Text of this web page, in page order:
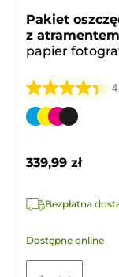
Pakiet
z atramentem
papier
4.4
na
239
Wkład
339,99 zł
Bezpłatna
Dostępne online